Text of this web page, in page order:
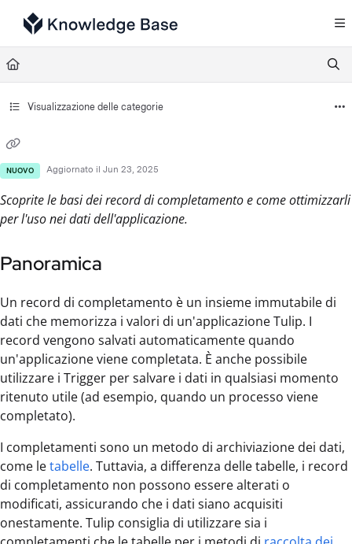
Documentation Index
Fetch the complete documentation index at:
Use this file to discover all available pages before exploring further.
Visualizzazione delle categorie
NUOVO Aggiornato il Jun 23, 2025
Scoprite le basi dei record di completamento e come ottimizzarli
per l'uso nei dati dell'applicazione.
Panoramica
Un record di completamento è un insieme immutabile di
dati che memorizza i valori di un'applicazione Tulip. I
record vengono salvati automaticamente quando
un'applicazione viene completata. È anche possibile
utilizzare i Trigger per salvare i dati in qualsiasi momento
ritenuto utile (ad esempio, quando un processo viene
completato).
I completamenti sono un metodo di archiviazione dei dati,
come letabelle. Tuttavia, a differenza delle tabelle, i record
di completamento non possono essere alterati o
modificati, assicurando che i dati siano acquisiti
onestamente. Tulip consiglia di utilizzare sia i